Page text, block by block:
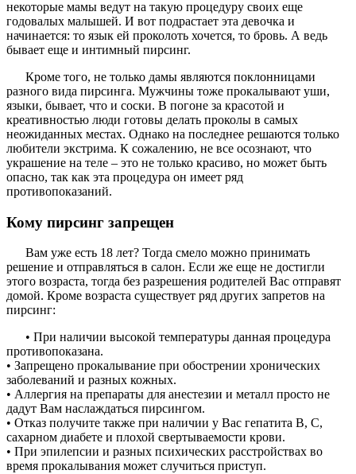
некоторые мамы ведут на такую процедуру своих еще
годовалых малышей. И вот подрастает эта девочка и
начинается: то язык ей проколоть хочется, то бровь. А ведь
бывает еще и интимный пирсинг.
Кроме того, не только дамы являются поклонницами
разного вида пирсинга. Мужчины тоже прокалывают уши,
языки, бывает, что и соски. В погоне за красотой и
креативностью люди готовы делать проколы в самых
неожиданных местах. Однако на последнее решаются только
любители экстрима. К сожалению, не все осознают, что
украшение на теле – это не только красиво, но может быть
опасно, так как эта процедура он имеет ряд
противопоказаний.
Кому пирсинг запрещен
Вам уже есть 18 лет? Тогда смело можно принимать
решение и отправляться в салон. Если же еще не достигли
этого возраста, тогда без разрешения родителей Вас отправят
домой. Кроме возраста существует ряд других запретов на
пирсинг:
• При наличии высокой температуры данная процедура
противопоказана.
• Запрещено прокалывание при обострении хронических
заболеваний и разных кожных.
• Аллергия на препараты для анестезии и металл просто не
дадут Вам наслаждаться пирсингом.
• Отказ получите также при наличии у Вас гепатита В, С,
сахарном диабете и плохой свертываемости крови.
• При эпилепсии и разных психических расстройствах во
время прокалывания может случиться приступ.